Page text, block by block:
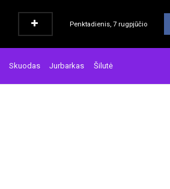
Penktadienis, 7 rugpjūčio
Skuodas Jurbarkas Šilutė